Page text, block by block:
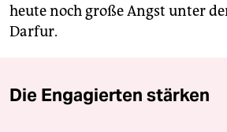
heute noch große Angst unter
Darfur.
Die Engagierten stärken